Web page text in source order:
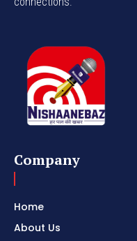
Company
Home
About Us